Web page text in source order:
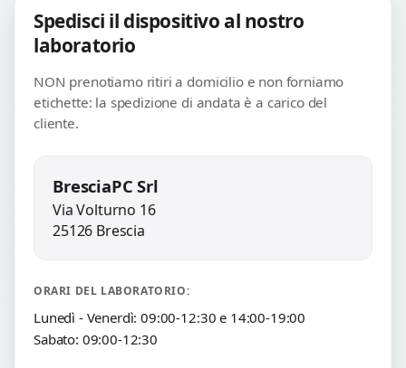
Spedisci il dispositivo al nostro
laboratorio
NON prenotiamo ritiri a domicilio e non forniamo
etichette: la spedizione di andata è a carico del
cliente.
BresciaPC Srl
Via Volturno 16
25126 Brescia
ORARI DEL LABORATORIO:
Lunedì - Venerdì: 09:00-12:30 e 14:00-19:00
Sabato: 09:00-12:30